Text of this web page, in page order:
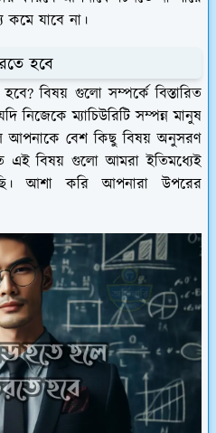
যাবে না।
হবে
বিষয় গুলো সম্পর্কে বিস্তারিত
ম্যাচিউরিটি সম্পন্ন মানুষ
আপনাকে বেশ কিছু বিষয় অনুসরণ
এই বিষয় গুলো আমরা ইতিমধ্যেই
আশা করি আপনারা উপরের